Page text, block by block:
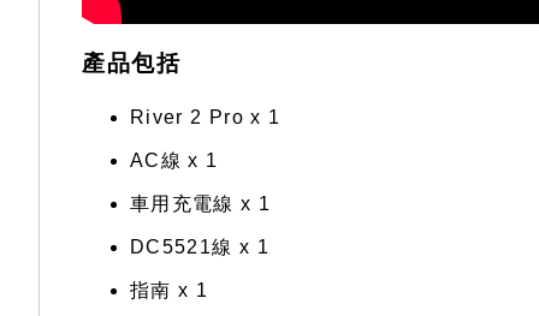
產品包括
River 2 Pro x 1
AC線 x 1
車用充電線 x 1
DC5521線 x 1
指南 x 1